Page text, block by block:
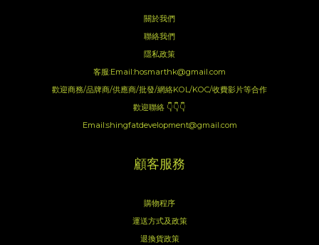
關於我們
聯絡我們
隱私政策
客服:Email:hosmarthk@gmail.com
歡迎商務/品牌商/供應商/批發/網絡KOL/KOC/收費影片等合作
歡迎聯絡 👇👇👇
Email:shingfatdevelopment@gmail.com
顧客服務
購物程序
運送方式及政策
退換貨政策